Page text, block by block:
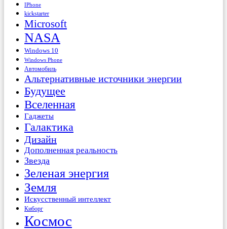
IPhone
kickstarter
Microsoft
NASA
Windows 10
Windows Phone
Автомобиль
Альтернативные источники энергии
Будущее
Вселенная
Гаджеты
Галактика
Дизайн
Дополненная реальность
Звезда
Зеленая энергия
Земля
Искусственный интеллект
Киборг
Космос